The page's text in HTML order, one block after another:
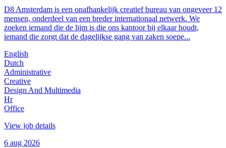
D8 Amsterdam is een onafhankelijk creatief bureau van ongeveer 12
mensen, onderdeel van een breder internationaal netwerk. We
zoeken iemand die de lijm is die ons kantoor bij elkaar houdt,
iemand die zorgt dat de dagelijkse gang van zaken soepe...
English
Dutch
Administrative
Creative
Design And Multimedia
Hr
Office
View job details
6 aug 2026